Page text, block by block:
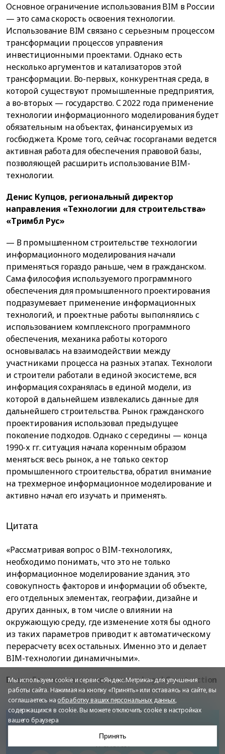
Основное ограничение использования BIM в России
— это сама скорость освоения технологии.
Использование BIM связано с серьезным процессом
трансформации процессов управления
инвестиционными проектами. Однако есть
несколько аргументов и катализаторов этой
трансформации. Во-первых, конкурентная среда, в
которой существуют промышленные предприятия,
а во-вторых — государство. С 2022 года применение
технологии информационного моделирования будет
обязательным на объектах, финансируемых из
госбюджета. Кроме того, сейчас госорганами ведется
активная работа для обеспечения правовой базы,
позволяющей расширить использование BIM-
технологии.
Денис Купцов, региональный директор
направления «Технологии для строительства»
«Тримбл Рус»
— В промышленном строительстве технологии
информационного моделирования начали
применяться гораздо раньше, чем в гражданском.
Сама философия используемого программного
обеспечения для промышленного проектирования
подразумевает применение информационных
технологий, и проектные работы выполнялись с
использованием комплексного программного
обеспечения, механика работы которого
основывалась на взаимодействии между
участниками процесса на разных этапах. Технологи
и строители работали в единой экосистеме, вся
информация сохранялась в единой модели, из
которой в дальнейшем извлекались данные для
дальнейшего строительства. Рынок гражданского
проектирования использовал предыдущее
поколение подходов. Однако с середины — конца
1990-х гг. ситуация начала коренным образом
меняться: весь рынок, а не только сектор
промышленного строительства, обратил внимание
на трехмерное информационное моделирование и
активно начал его изучать и применять.
Цитата
«Рассматривая вопрос о BIM-технологиях,
необходимо понимать, что это не только
информационное моделирование здания, это
совокупность факторов и информации об объекте,
его отдельных элементах, географии, дизайне и
других данных, в том числе о влиянии на
окружающую среду, где изменение хотя бы одного
из таких параметров приводит к автоматическому
перерасчету всех остальных. Именно это и делает
BIM-технологии динамичными».
Елена Гончарова, руководитель Legal Construction
Следите за новостями компании IBS в соцсетях
и блогах
Мы используем cookie и сервис «Яндекс.Метрика» для улучшения
работы сайта. Нажимая на кнопку «Принять» или оставаясь на сайте, вы
соглашаетесь на обработку ваших персональных данных,
содержащихся в cookie. Вы можете отключить cookie в настройках
вашего браузера
Принять